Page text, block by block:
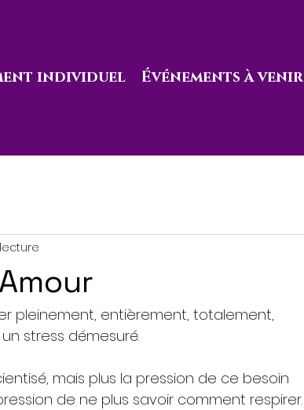
individuel Événements à venir
pleinement, entièrement, totalement,
stress démesuré.
mais plus la pression de ce besoin
de ne plus savoir comment respirer.